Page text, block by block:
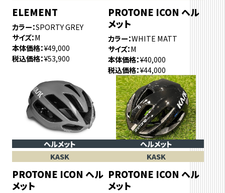
ELEMENT
カラー SPORTY GREY
サイズ M
本体価格 ¥49,000
税込価格 ¥53,900
PROTONE ICON ヘル
メット
カラー WHITE MATT
サイズ M
本体価格 ¥40,000
税込価格 ¥44,000
ヘルメット
KASK
PROTONE ICON ヘル
メット
ヘルメット
KASK
PROTONE ICON ヘル
メット